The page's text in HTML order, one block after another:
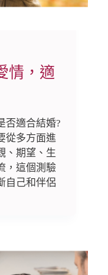
情，適
否適合結婚?
從多方面進
、期望、生
，這個測驗
自己和伴侶